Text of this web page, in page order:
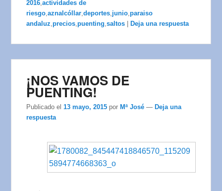
2016 ,actividades de
riesgo ,aznalcóllar ,deportes junio ,paraiso
andaluz ,precios ,puenting ,saltos |Deja una respuesta
¡NOS VAMOS DE
PUENTING!
Publicado el13 mayo, 2015 por Mª José — Deja una
respuesta